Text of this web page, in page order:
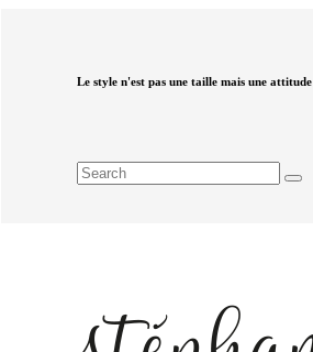
Le style n'est pas une taille mais une attitude